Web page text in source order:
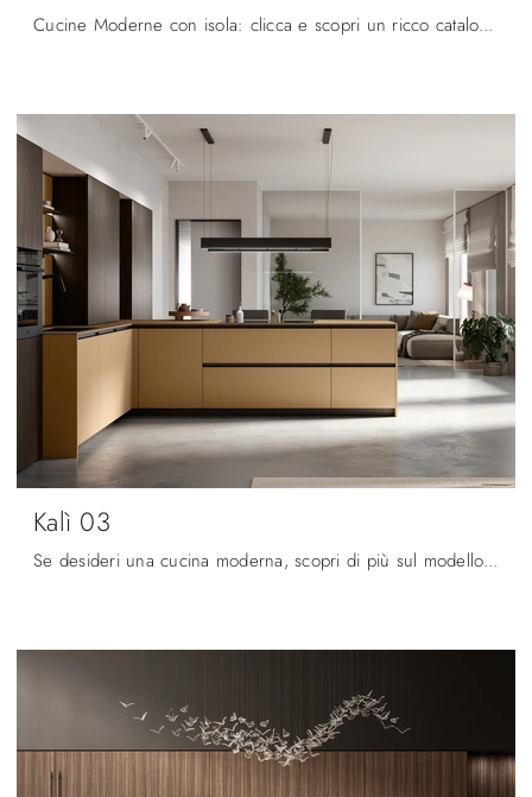
Cucine Moderne con isola: clicca e scopri un ricco catalogo di soluzioni della firma Arredo3, tra cui il modello Kalì 04.
Kalì 03
Se desideri una cucina moderna, scopri di più sul modello Kalì 03 Arredo3.